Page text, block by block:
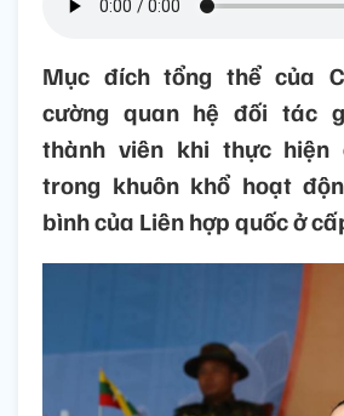
Mục đích tổng thể của
cường quan hệ đối tác
thành viên khi thực hiện
trong khuôn khổ hoạt
bình của Liên hợp quốc ở